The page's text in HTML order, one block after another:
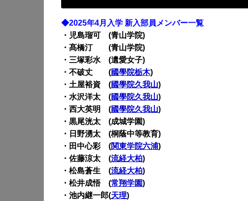
◆2025年4月入学 新入部員メンバー一覧
・児島瑠可 (青山学院)
・髙橋汀 (青山学院)
・三塚彩水 (遺愛女子)
・不破丈 (國學院栃木)
・土屋裕資 (國學院久我山)
・水沢洋太 (國學院久我山)
・西大英明 (國學院久我山)
・黒尾洸太 (成城学園)
・日野湧太 (桐蔭中等教育)
・田中心彩 (関東学院六浦)
・佐藤涼太 (流経大柏)
・松島蒼生 (流経大柏)
・松井成悟 (常翔学園)
・池内継一郎(天理)